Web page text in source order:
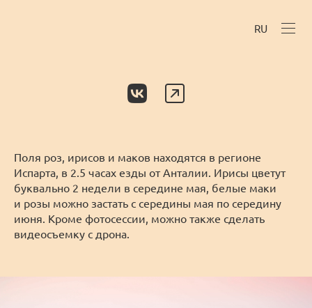
RU
Поля роз, ирисов и маков находятся в регионе
Испарта, в 2.5 часах езды от Анталии. Ирисы цветут
буквально 2 недели в середине мая, белые маки
и розы можно застать с середины мая по середину
июня. Кроме фотосессии, можно также сделать
видеосъемку с дрона.